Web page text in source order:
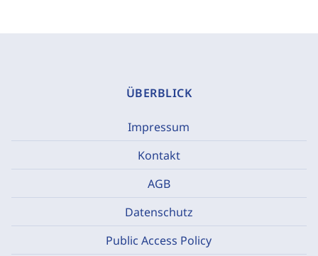
ÜBERBLICK
Impressum
Kontakt
AGB
Datenschutz
Public Access Policy